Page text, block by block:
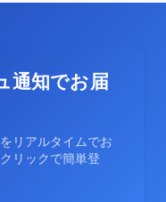
通知でお届
リアルタイムでお
リックで簡単登